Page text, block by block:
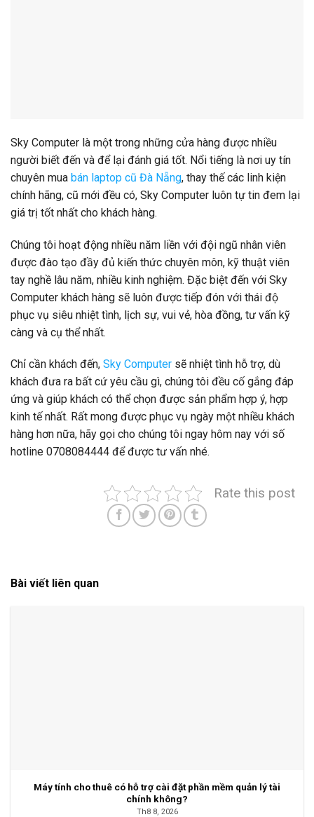
Sky Computer là một trong những cửa hàng được nhiều
người biết đến và để lại đánh giá tốt. Nổi tiếng là nơi uy tín
chuyên mua bán laptop cũ Đà Nẵng, thay thế các linh kiện
chính hãng, cũ mới đều có, Sky Computer luôn tự tin đem lại
giá trị tốt nhất cho khách hàng.
Chúng tôi hoạt động nhiều năm liền với đội ngũ nhân viên
được đào tạo đầy đủ kiến thức chuyên môn, kỹ thuật viên
tay nghề lâu năm, nhiều kinh nghiệm. Đặc biệt đến với Sky
Computer khách hàng sẽ luôn được tiếp đón với thái độ
phục vụ siêu nhiệt tình, lịch sự, vui vẻ, hòa đồng, tư vấn kỹ
càng và cụ thể nhất.
Chỉ cần khách đến, Sky Computer sẽ nhiệt tình hỗ trợ, dù
khách đưa ra bất cứ yêu cầu gì, chúng tôi đều cố gắng đáp
ứng và giúp khách có thể chọn được sản phẩm hợp ý, hợp
kinh tế nhất. Rất mong được phục vụ ngày một nhiều khách
hàng hơn nữa, hãy gọi cho chúng tôi ngay hôm nay với số
hotline 0708084444 để được tư vấn nhé.
Rate this post
Bài viết liên quan
Máy tính cho thuê có hỗ trợ cài đặt phần mềm quản lý tài
chính không?
Th8 8, 2026